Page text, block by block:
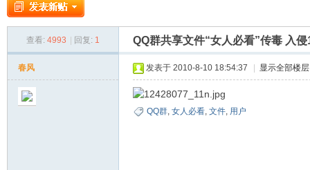
中 » ›
查看: 4993 回复: 1 QQ群共享文件“女人必看”传毒 入
春风 发表于 2010-8-10 18:54:37 显示全部楼层
QQ群, 女人必看, 文件, 用户